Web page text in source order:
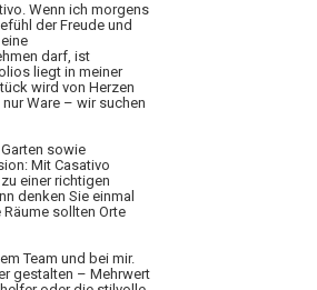
Wenn ich morgens
der Freude und
darf, ist
liegt in meiner
wird von Herzen
Ware – wir suchen
sowie
Mit Casativo
einer richtigen
denken Sie einmal
sollten Orte
Team und bei mir.
gestalten – Mehrwert